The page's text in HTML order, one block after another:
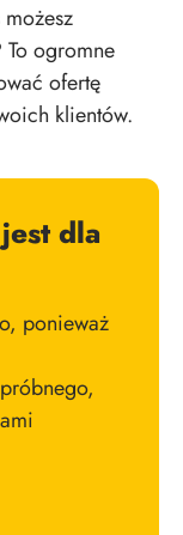
ogromne
ofertę
klientów.
dla
ponieważ